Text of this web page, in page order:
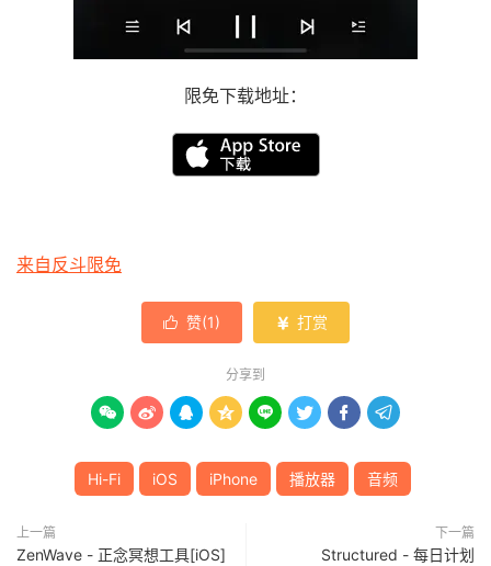
限免下载地址：
来自反斗限免
 赞(1)  打赏
分享到
       
Hi-Fi iOS iPhone 播放器 音频
上一篇
ZenWave - 正念冥想工具[iOS]
下一篇
Structured - 每日计划